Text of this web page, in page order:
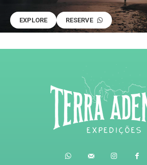
EXPLORE RESERVE